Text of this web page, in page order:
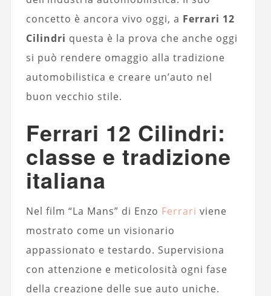
concetto è ancora vivo oggi, a Ferrari 12
Cilindri questa è la prova che anche oggi
si può rendere omaggio alla tradizione
automobilistica e creare un’auto nel
buon vecchio stile.
Ferrari 12 Cilindri:
classe e tradizione
italiana
Nel film “La Mans” di Enzo Ferrari viene
mostrato come un visionario
appassionato e testardo. Supervisiona
con attenzione e meticolosità ogni fase
della creazione delle sue auto uniche.